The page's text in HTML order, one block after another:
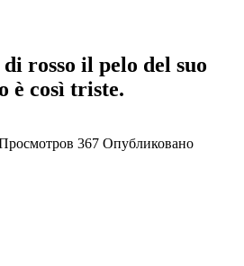
rosso il pelo del suo
è così triste.
367 Опубликовано